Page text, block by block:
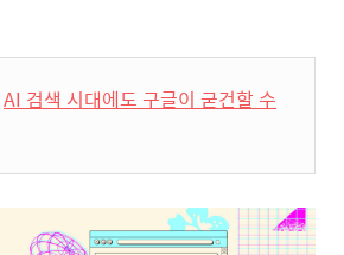
AI 검색 시대에도 구글이 굳건할 수